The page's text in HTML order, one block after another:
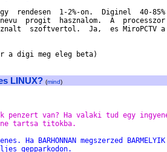
rendesen  1-2%-on.  Diginel  40-85%
progit  hasznalom.  A  processzor
szoftvertol.  Ja,  es MiroPCTV a
a digi meg eleg beta)
LINUX? (mind)
penzert van? Ha valaki tud egy
tartsa titokba.
Ha BARHONNAN megszerzed
gepparkodon.